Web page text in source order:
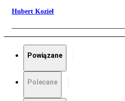
Hubert Kozieł
Powiązane
Polecane